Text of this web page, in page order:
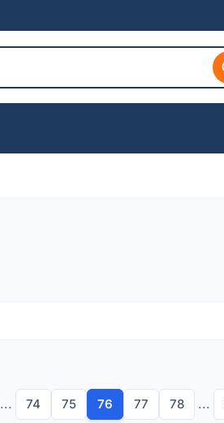
... 74 75 76 77 78 ...